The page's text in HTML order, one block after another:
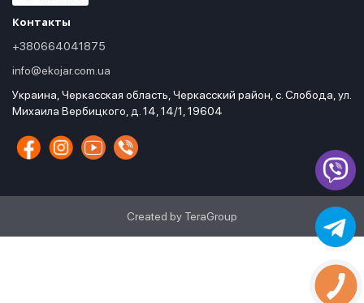
Контакты
+380664041875
info@ekojar.com.ua
Украина, Черкасская область, Черкасский район, с. Слобода, ул.
Михаила Вербицкого, д. 14, 14/1, 19604
Created by TeraGroup